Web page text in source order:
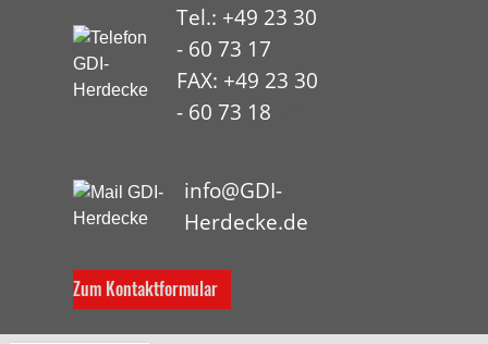
Tel.: +49 23 30
- 60 73 17
FAX: +49 23 30
- 60 73 18
info@GDI-
Herdecke.de
Zum Kontaktformular